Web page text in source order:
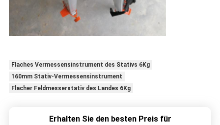
Flaches Vermessensinstrument des Stativs 6Kg
160mm Stativ-Vermessensinstrument
Flacher Feldmesserstativ des Landes 6Kg
Erhalten Sie den besten Preis für